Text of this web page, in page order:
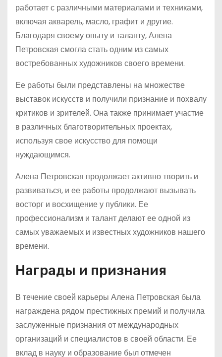
работает с различными материалами и техниками,
включая акварель, масло, графит и другие.
Благодаря своему опыту и таланту, Алена
Петровская смогла стать одним из самых
востребованных художников своего времени.
Ее работы были представлены на множестве
выставок искусств и получили признание и похвалу
критиков и зрителей. Она также принимает участие
в различных благотворительных проектах,
используя свое искусство для помощи
нуждающимся.
Алена Петровская продолжает активно творить и
развиваться, и ее работы продолжают вызывать
восторг и восхищение у публики. Ее
профессионализм и талант делают ее одной из
самых уважаемых и известных художников нашего
времени.
Награды и признания
В течение своей карьеры Алена Петровская была
награждена рядом престижных премий и получила
заслуженные признания от международных
организаций и специалистов в своей области. Ее
вклад в науку и образование был отмечен